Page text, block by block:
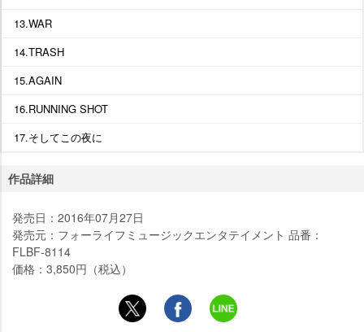
13.WAR
14.TRASH
15.AGAIN
16.RUNNING SHOT
17.そしてこの夜に
作品詳細
発売日：2016年07月27日
発売元：フォーライフミュージックエンタテイメント 品番：
FLBF-8114
価格：3,850円（税込）